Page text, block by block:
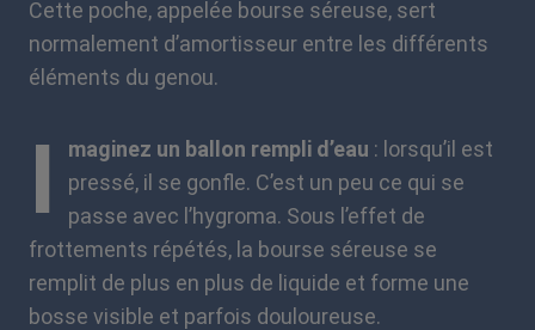
Cette poche, appelée bourse séreuse, sert
normalement d’amortisseur entre les différents
éléments du genou.
I maginez un ballon rempli d’eau : lorsqu’il est
pressé, il se gonfle. C’est un peu ce qui se
passe avec l’hygroma. Sous l’effet de
frottements répétés, la bourse séreuse se
remplit de plus en plus de liquide et forme une
bosse visible et parfois douloureuse.